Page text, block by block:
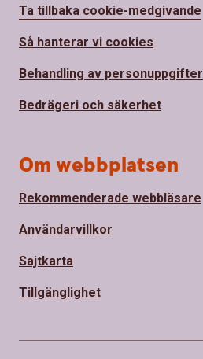
Ta tillbaka cookie-medgivande
Så hanterar vi cookies
Behandling av personuppgifter
Bedrägeri och säkerhet
Om webbplatsen
Rekommenderade webbläsare
Användarvillkor
Sajtkarta
Tillgänglighet